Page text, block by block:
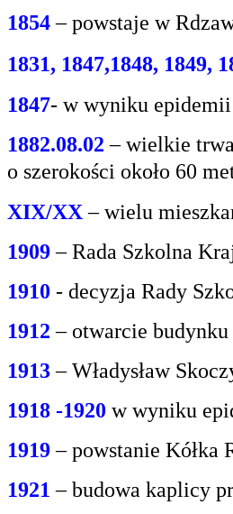
1854 – powstaje w
1831, 1847,1848, 1849,
1847- w wyniku epidemii
1882.08.02 – wielkie
o szerokości około 60
XIX/XX– wielu
1909 – Rada Szkolna
1910 - decyzja Rady
1912 – otwarcie
1913– Władysław
1918 -1920 w wyniku
1919– powstanie Kółka
1921 – budowa kaplicy